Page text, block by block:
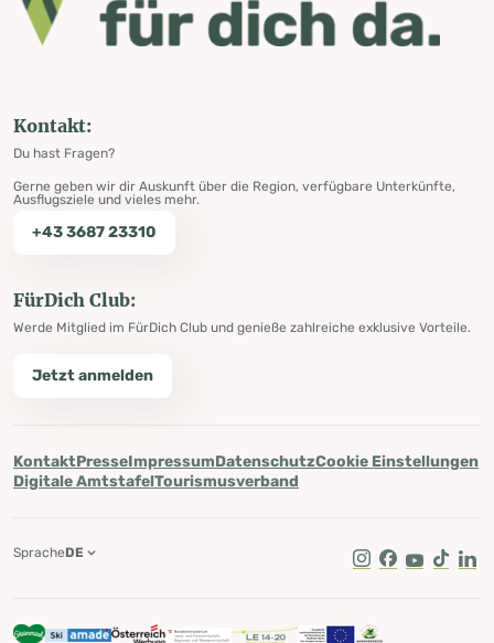
Kontakt:
Du hast Fragen?
Gerne geben wir dir Auskunft über die Region, verfügbare Unterkünfte,
Ausflugsziele und vieles mehr.
+43 3687 23310
FürDich Club:
Werde Mitglied im FürDich Club und genieße zahlreiche exklusive Vorteile.
Jetzt anmelden
KontaktPresseImpressumDatenschutzCookie Einstellungen
Digitale AmtstafelTourismusverband
Instagram
Facebook
Youtube
Tik Tok
SpracheDE